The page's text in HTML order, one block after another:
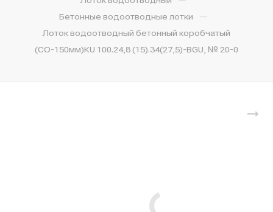
Бетонные водоотводные лотки —
Лоток водоотводный бетонный коробчатый
(СО-150мм)КU 100.24,8 (15).34(27,5)-BGU, № 20-0